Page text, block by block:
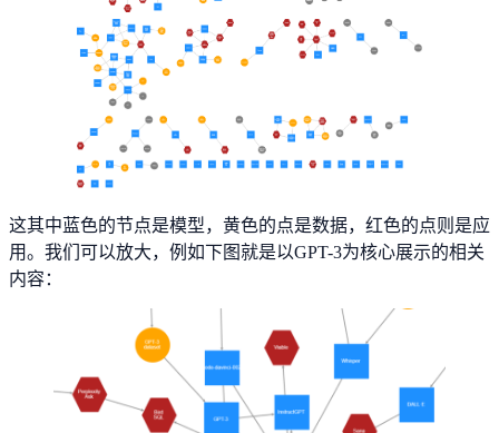
这其中蓝色的节点是模型，黄色的点是数据，红色的点则是应
用。我们可以放大，例如下图就是以GPT-3为核心展示的相关
内容：